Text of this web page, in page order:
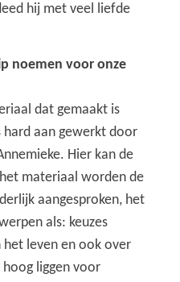
hij met veel liefde
noemen voor onze
dat gemaakt is
aan gewerkt door
Hier kan de
materiaal worden de
aangesproken, het
als: keuzes
het leven en ook over
liggen voor